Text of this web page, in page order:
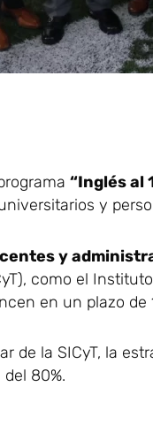
“Inglés al
y
y
como el
en un plazo de
de la SICyT, la
80%.